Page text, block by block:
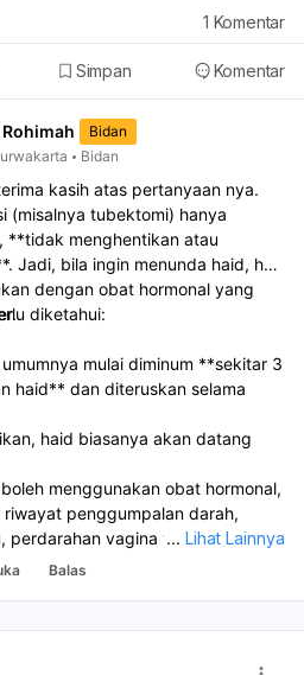
Simpan Komentar
1 Komentar
Bidan
Bidan
kasih atas pertanyaan nya.
(misalnya tubektomi) hanya
**tidak menghentikan atau
Jadi, bila ingin menunda haid, hal
dengan obat hormonal yang
diketahui:
mulai diminum **sekitar 3
haid** dan diteruskan selama
haid biasanya akan datang
menggunakan obat hormonal,
riwayat penggumpalan darah,
perdarahan vagina yang belum
atau kondisi medis tertentu
... Lihat Lainnya
Balas